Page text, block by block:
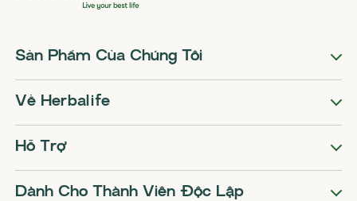
Sản Phẩm Của Chúng Tôi
Về Herbalife
Hỗ Trợ
Dành Cho Thành Viên Độc Lập